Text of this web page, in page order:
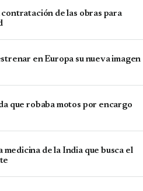
de las obras para
en Europa su nueva imagen
que robaba motos por encargo
de la India que busca el